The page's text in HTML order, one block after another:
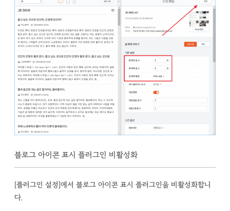
블로그 아이콘 표시 플러그인 비활성화
[플러그인 설정]에서 블로그 아이콘 표시 플러그인을 비활성화합니
다.